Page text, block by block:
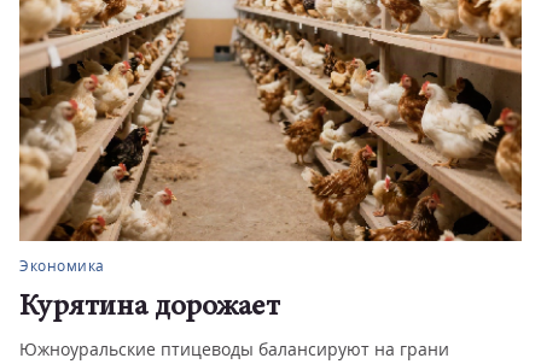
Экономика
Курятина дорожает
Южноуральские птицеводы балансируют на грани